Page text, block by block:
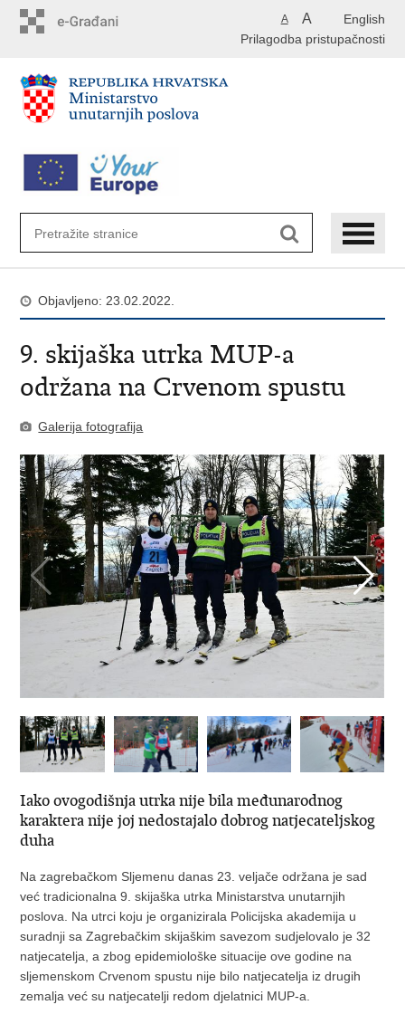
English
A A
Prilagodba pristupačnosti
Objavljeno: 23.02.2022.
9. skijaška utrka MUP-a
održana na Crvenom spustu
Galerija fotografija
Iako ovogodišnja utrka nije bila međunarodnog
karaktera nije joj nedostajalo dobrog natjecateljskog
duha
Na zagrebačkom Sljemenu danas 23. veljače održana je sad
već tradicionalna 9. skijaška utrka Ministarstva unutarnjih
poslova. Na utrci koju je organizirala Policijska akademija u
suradnji sa Zagrebačkim skijaškim savezom sudjelovalo je 32
natjecatelja, a zbog epidemiološke situacije ove godine na
sljemenskom Crvenom spustu nije bilo natjecatelja iz drugih
zemalja već su natjecatelji redom djelatnici MUP-a.